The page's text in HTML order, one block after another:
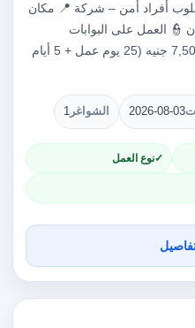
أفراد أمن – شركة 📍 مكان
👮 العمل على البوابات
والمخازن 💰 الراتب: • 7,500 جنيه (25 يوم عمل + 5 أيام
2026-08-03 الشواغر 1
نوع العمل